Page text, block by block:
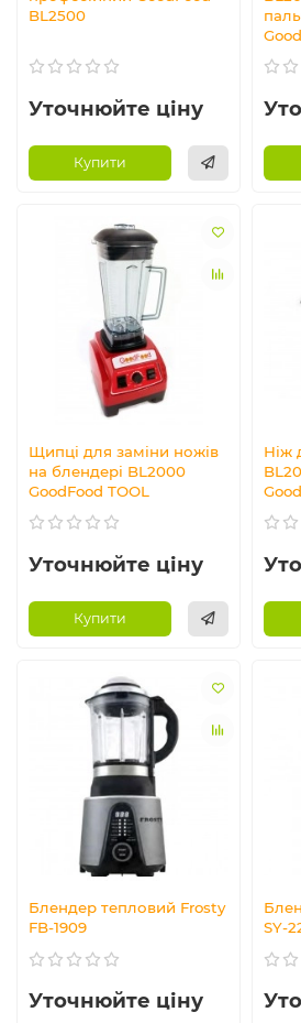
BL2500
Уточнюйте ціну
Купити
Щипці для заміни ножів
на блендері BL2000
GoodFood TOOL
Уточнюйте ціну
Купити
Ніж
Блендер тепловий Frosty
FB-1909
Уточнюйте ціну
SY-